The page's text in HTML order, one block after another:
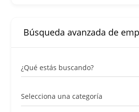
Búsqueda avanzada de
¿Qué estás buscando?
Selecciona una categoría